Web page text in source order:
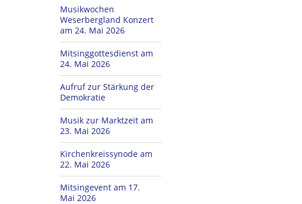
Musikwochen
Weserbergland Konzert
am 24. Mai 2026
Mitsinggottesdienst am
24. Mai 2026
Aufruf zur Stärkung der
Demokratie
Musik zur Marktzeit am
23. Mai 2026
Kirchenkreissynode am
22. Mai 2026
Mitsingevent am 17.
Mai 2026